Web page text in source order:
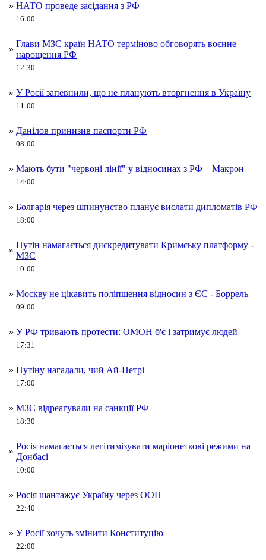
» НАТО проведе засідання з РФ
16:00
»
Глави МЗС країн НАТО терміново обговорять воєнне
нарощення РФ
12:30
» У Росії запевнили, що не планують вторгнення в Україну
11:00
» Данілов принизив паспорти РФ
08:00
» Мають бути "червоні лінії" у відносинах з РФ – Макрон
14:00
» Болгарія через шпинунство планує вислати дипломатів РФ
18:00
»
Путін намагається дискредитувати Кримську платформу -
МЗС
10:00
» Москву не цікавить поліпшення відносин з ЄС - Боррель
09:00
» У РФ тривають протести: ОМОН б'є і затримує людей
17:31
» Путіну нагадали, чий Ай-Петрі
17:00
» МЗС відреагували на санкції РФ
18:30
»
Росія намагається легітимізувати маріонеткові режими на
Донбасі
10:00
» Росія шантажує Україну через ООН
22:40
» У Росії хочуть змінити Конституцію
22:00